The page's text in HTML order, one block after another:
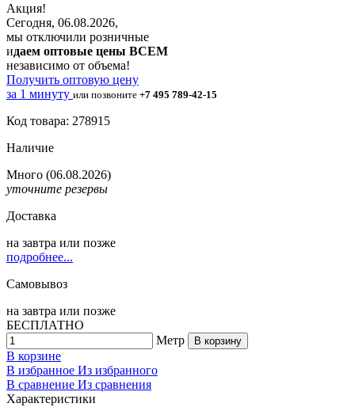
Акция!
Сегодня, 06.08.2026,
мы отключили розничные
идаем оптовые цены ВСЕМ
независимо от объема!
Получить оптовую цену
за 1 минуту или позвоните +7 495 789-42-15
Код товара: 278915
Наличие
Много (06.08.2026)
уточните резервы
Доставка
на завтра или позже
подробнее...
Самовывоз
на завтра или позже
БЕСПЛАТНО
Метр
В корзину
В корзине
В избранное Из избранного
В сравнение Из сравнения
Характеристики